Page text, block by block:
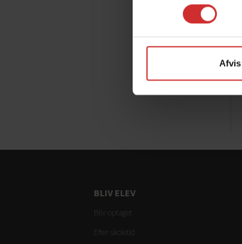
Afvis
BLIV ELEV
Bliv optaget
Efter skoletid